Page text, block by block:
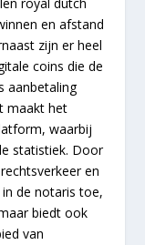
royal dutch
en afstand
zijn er heel
coins die de
aanbetaling
maakt het
waarbij
statistiek. Door
en
de notaris toe,
biedt ook
van